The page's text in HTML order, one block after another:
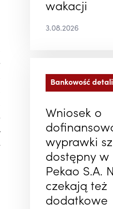
wakacji
3.08.2026
Bankowość
Wniosek o
wyprawki
dostępny w
Pekao S.A.
czekają też
dodatkowe